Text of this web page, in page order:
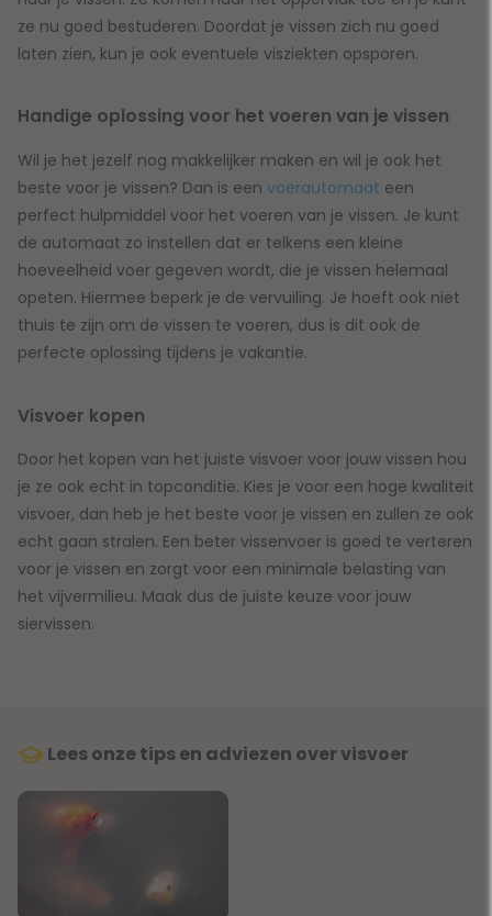
ze nu goed bestuderen. Doordat je vissen zich nu goed
laten zien, kun je ook eventuele visziekten opsporen.
Handige oplossing voor het voeren van je vissen
Wil je het jezelf nog makkelijker maken en wil je ook het
beste voor je vissen? Dan is een voerautomaat een
perfect hulpmiddel voor het voeren van je vissen. Je kunt
de automaat zo instellen dat er telkens een kleine
hoeveelheid voer gegeven wordt, die je vissen helemaal
opeten. Hiermee beperk je de vervuiling. Je hoeft ook niet
thuis te zijn om de vissen te voeren, dus is dit ook de
perfecte oplossing tijdens je vakantie.
Visvoer kopen
Door het kopen van het juiste visvoer voor jouw vissen hou
je ze ook echt in topconditie. Kies je voor een hoge kwaliteit
visvoer, dan heb je het beste voor je vissen en zullen ze ook
echt gaan stralen. Een beter vissenvoer is goed te verteren
voor je vissen en zorgt voor een minimale belasting van
het vijvermilieu. Maak dus de juiste keuze voor jouw
siervissen.
Lees onze tips en adviezen over visvoer